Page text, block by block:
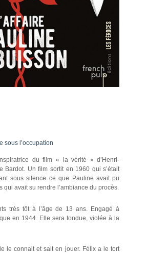
sous l’occupation
du film « la vérité » d’Henri-
Bardot. Un film sortit en 1960 qui s’était
sous silence ce que Pauline avait pu
qui avait su rendre l’ambiance du procès.
très tôt à l’âge de 13 ans. Engagé à
en 1944. Elle sera tondue, violée à la
le connait et sait en jouer. Félix a le tort